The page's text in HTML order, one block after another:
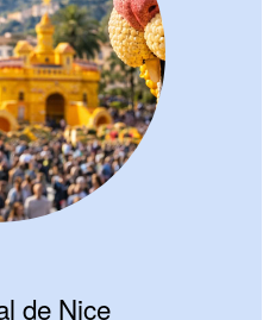
de Nice